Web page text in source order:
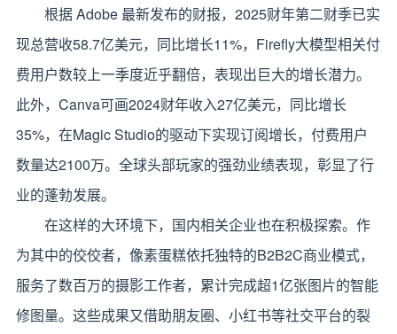
根据 Adobe 最新发布的财报，2025财年第二财季已实
现总营收58.7亿美元，同比增长11%，Firefly大模型相关付
费用户数较上一季度近乎翻倍，表现出巨大的增长潜力。
此外，Canva可画2024财年收入27亿美元，同比增长
35%，在Magic Studio的驱动下实现订阅增长，付费用户
数量达2100万。全球头部玩家的强劲业绩表现，彰显了行
业的蓬勃发展。
在这样的大环境下，国内相关企业也在积极探索。作
为其中的佼佼者，像素蛋糕依托独特的B2B2C商业模式，
服务了数百万的摄影工作者，累计完成超1亿张图片的智能
修图量。这些成果又借助朋友圈、小红书等社交平台的裂